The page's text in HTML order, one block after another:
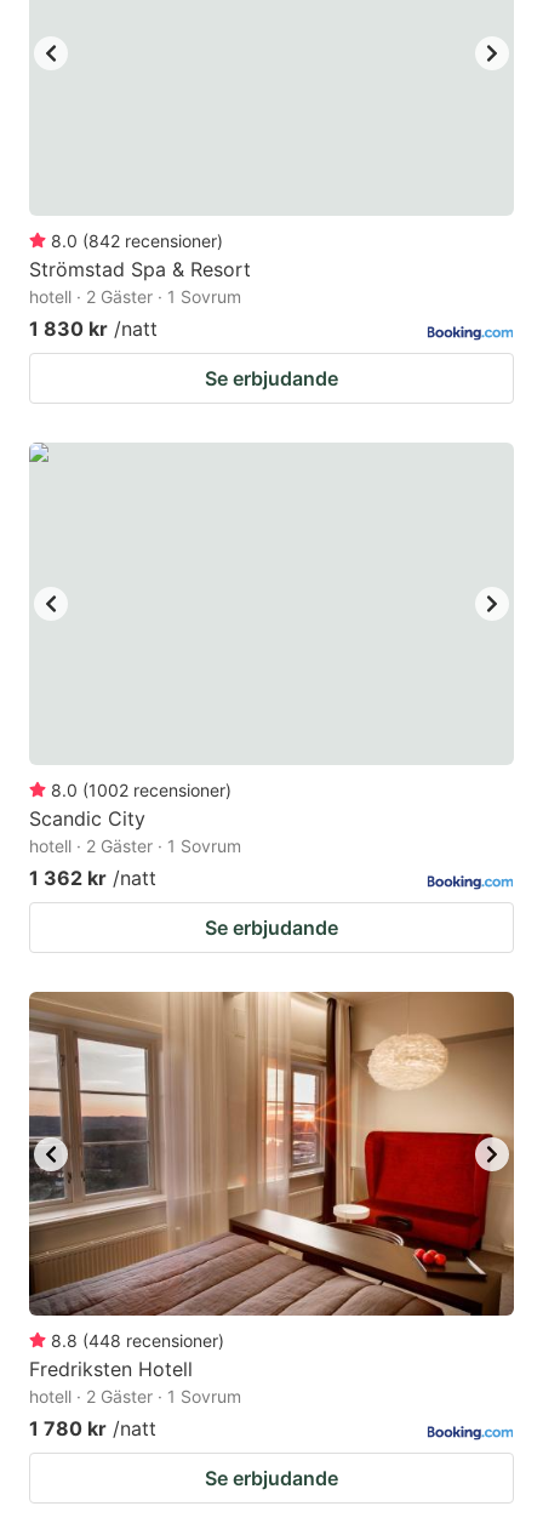
changing
dates.
8.0 (842 recensioner)
Strömstad Spa & Resort
hotell · 2 Gäster · 1 Sovrum
1 830 kr /natt
Se erbjudande
8.0 (1002 recensioner)
Scandic City
hotell · 2 Gäster · 1 Sovrum
1 362 kr /natt
Se erbjudande
8.8 (448 recensioner)
Fredriksten Hotell
hotell · 2 Gäster · 1 Sovrum
1 780 kr /natt
Se erbjudande